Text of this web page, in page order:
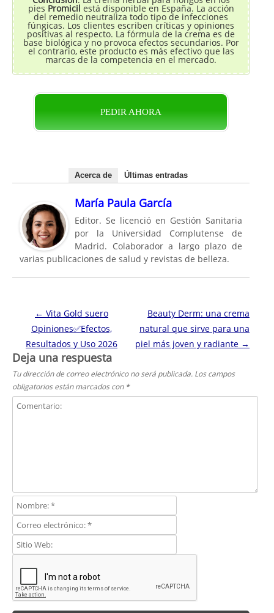
pies Promicil está disponible en España. La acción
del remedio neutraliza todo tipo de infecciones
fúngicas. Los clientes escriben críticas y opiniones
positivas al respecto. La fórmula de la crema es de
base biológica y no provoca efectos secundarios. Por
el contrario, este producto es más efectivo que las
marcas de la competencia en el mercado.
PEDIR AHORA
Acerca de Últimas entradas
María Paula García
Editor. Se licenció en Gestión Sanitaria
por la Universidad Complutense de
Madrid. Colaborador a largo plazo de
varias publicaciones de salud y revistas de belleza.
Navegación de entradas
← Vita Gold suero
Opiniones✅Efectos,
Resultados y Uso 2026
Beauty Derm: una crema
natural que sirve para una
piel más joven y radiante →
Deja una respuesta
Tu dirección de correo electrónico no será publicada. Los campos
obligatorios están marcados con *